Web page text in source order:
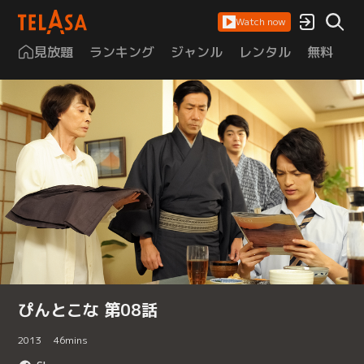
Watch now
見放題 ランキング ジャンル レンタル 無料
ぴんとこな 第08話
2013 46mins